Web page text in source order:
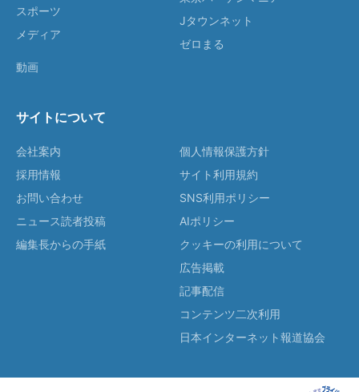
スポーツ
メディア
動画
Jタウンネット
ゼロまる
サイトについて
会社案内
採用情報
お問い合わせ
ニュース読者投稿
編集長からの手紙
個人情報保護方針
サイト利用規約
SNS利用ポリシー
AIポリシー
クッキーの利用について
広告掲載
記事配信
コンテンツ二次利用
日本インターネット報道協会